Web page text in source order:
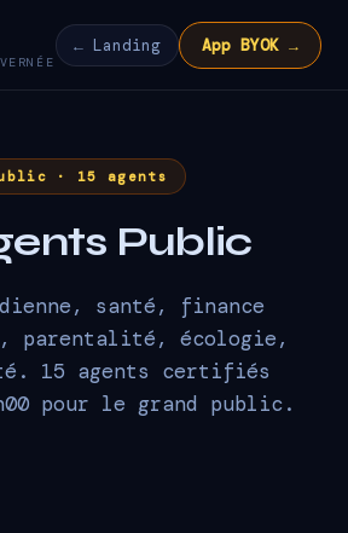
← Landing App BYOK →
· 15 agents
Public
santé, finance
parentalité, écologie,
15 agents certifiés
pour le grand public.